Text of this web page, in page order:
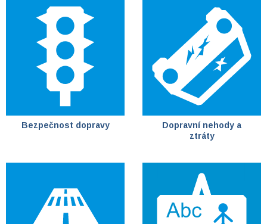
Bezpečnost dopravy
Dopravní nehody a
ztráty